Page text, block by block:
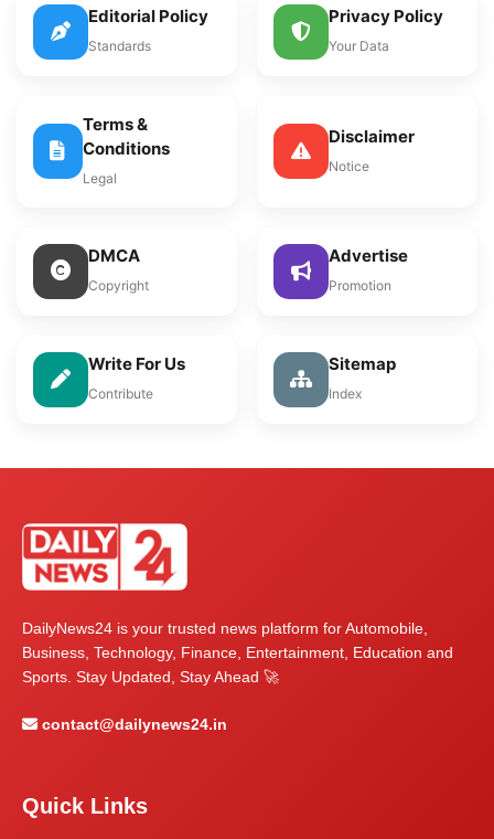
Editorial Policy
Standards
Privacy Policy
Your Data
Terms &
Conditions
Legal
Disclaimer
Notice
DMCA
Copyright
Advertise
Promotion
Write For Us
Contribute
Sitemap
Index
DailyNews24 is your trusted news platform for Automobile,
Business, Technology, Finance, Entertainment, Education and
Sports. Stay Updated, Stay Ahead 🚀
contact@dailynews24.in
Quick Links